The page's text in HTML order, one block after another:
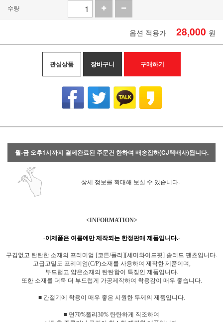
수량
옵션 적용가 28,000 원
관심상품 장바구니 구매하기
월-금 오후1시까지 결제완료된 주문건 한하여 배송집하(CJ택배사)됩니다.
상세 정보를 확대해 보실 수 있습니다.
<INFORMATION>
-이제품은 여름에만 제작되는 한정판매 제품입니다.-
구김없고 탄탄한 소재의 프리미엄 [코튼/폴리][세미와이드핏] 솔리드 팬츠입니다.
고급고밀도 프리미엄(C/P)소재를 사용하여 제작한 제품이며,
부드럽고 얇은소재의 탄탄함이 특징인 제품입니다.
또한 소재를 더욱 더 부드럽게 가공제작하여 착용감이 매우 좋습니다.
■ 간절기에 착용이 매우 좋은 시원한 두께의 제품입니다.
■ 면70%폴리30% 탄탄하게 직조하여